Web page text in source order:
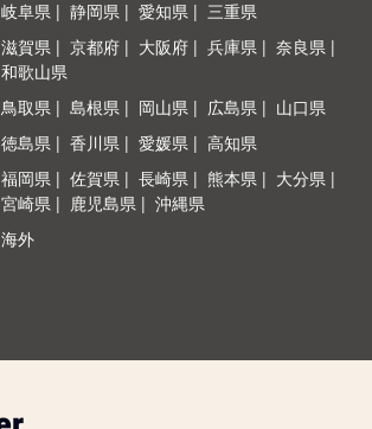
岐阜県 静岡県 愛知県
三重県
滋賀県 京都府 大阪府 兵庫県
奈良県
和歌山県
鳥取県 島根県 岡山県 広島県
山口県
徳島県 香川県 愛媛県
高知県
福岡県 佐賀県 長崎県 熊本県
大分県
宮崎県
鹿児島県
沖縄県
海外